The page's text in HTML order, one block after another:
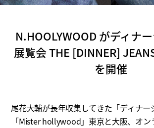
N.HOOLYWOOD がディナ
展覧会 THE [DINNER]
を開催
尾花大輔が長年収集してきた「ディナー
「Mister hollywood」東京と大阪、オン